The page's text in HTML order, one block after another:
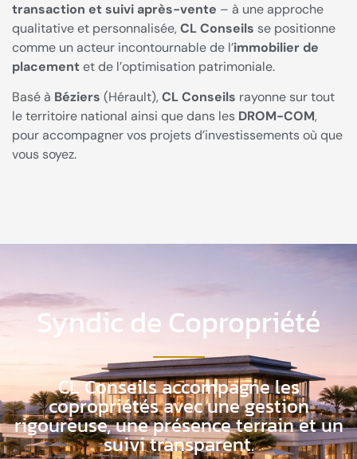
transaction et suivi après-vente – à une approche
qualitative et personnalisée,CL Conseils se positionne
comme un acteur incontournable de l’immobilier de
placementet de l’optimisation patrimoniale.
Basé à Béziers (Hérault),CL Conseils rayonne sur tout
le territoire national ainsi que dans les DROM-COM,
pour accompagner vos projets d’investissements où que
vous soyez.
Syndic de Copropriété
CL Conseils accompagne les
copropriétés avec une gestion
rigoureuse, une présence terrain et un
suivi transparent.